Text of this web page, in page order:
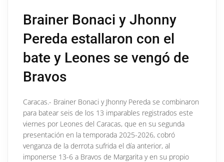
Brainer Bonaci y Jhonny
Pereda estallaron con el
bate y Leones se vengó de
Bravos
Caracas.- Brainer Bonaci y Jhonny Pereda se combinaron
para batear seis de los 13 imparables registrados este
viernes por Leones del Caracas, que en su segunda
presentación en la temporada 2025-2026, cobró
venganza de la derrota sufrida el día anterior, al
imponerse 13-6 a Bravos de Margarita y en su propio